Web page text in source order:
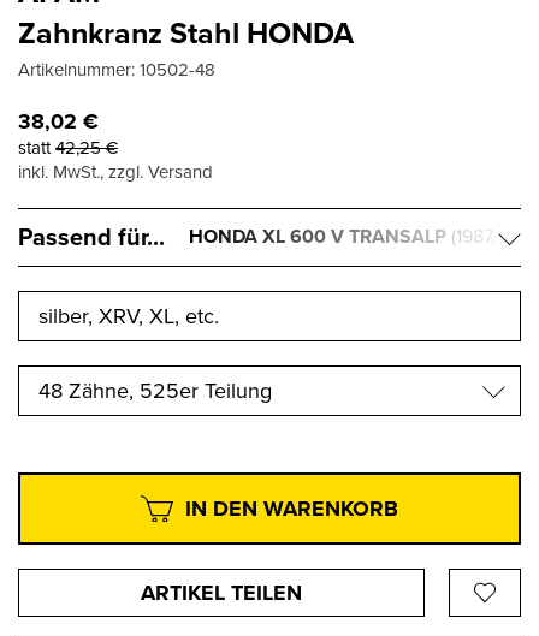
Zahnkranz Stahl HONDA
Artikelnummer:10502-48
38,02 €
statt42,25€
inkl. MwSt., zzgl. Versand
Passend für... HONDA XL 600 V TRANSALP (1987,
1988, 1989, 1990, 1991, 1992, 1993, 1994,
1995, 1996, 1997, 1998, 1999, 2000)
48 Zähne, 525er Teilung
IN DEN WARENKORB
ARTIKEL TEILEN